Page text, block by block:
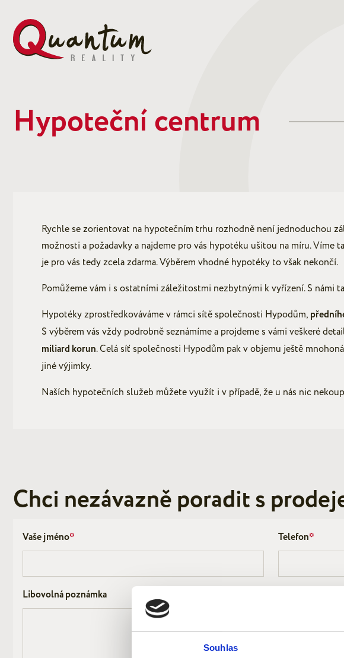
Souhlas
Hypoteční centrum
Rychle se zorientovat na hypotečním trhu rozhodně není jednoduchou
možnosti a požadavky a najdeme pro vás hypotéku ušitou na míru. Víme
je pro vás tedy zcela zdarma. Výběrem vhodné hypotéky to však nekončí.
Pomůžeme vám i s ostatními záležitostmi nezbytnými k vyřízení. S námi
Hypotéky zprostředkováváme v rámci sítě společnosti Hypodům,
S výběrem vás vždy podrobně seznámíme a projdeme s vámi veškeré
miliard korun. Celá síť společnosti Hypodům pak v objemu ještě
jiné výjimky.
Naších hypotečních služeb můžete využít i v případě, že u nás nic
Chci nezávazně poradit s
Vaše jméno* Telefon*
Libovolná poznámka